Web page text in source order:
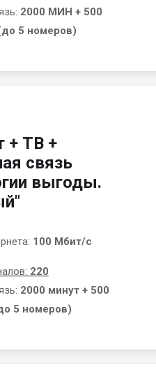
2000 МИН + 500
5 номеров)
+ ТВ +
связь
выгоды.
100 Мбит/с
220
2000 минут + 500
5 номеров)